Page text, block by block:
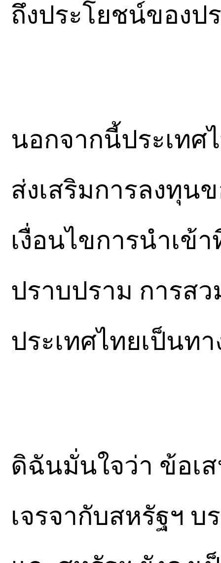
ถึงประโยชน์ของป
นอกจากนี้ประเทศ
ส่งเสริมการลงทุน
เงื่อนไขการนำเข้
ปราบปราม การส
ประเทศไทยเป็นท
ดิฉันมั่นใจว่า ข้อเ
เจรจากับสหรัฐฯ บ